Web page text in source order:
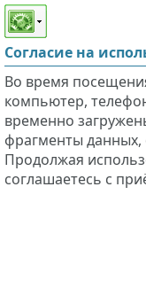
Этот сайт
слабовидящих
Согласие на
Во время
компьютер,
временно
фрагменты
Продолжая
соглашаетесь с